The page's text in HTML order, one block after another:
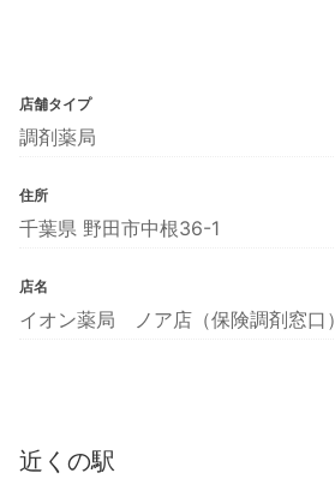
店舗タイプ
調剤薬局
住所
千葉県 野田市中根36-1
店名
イオン薬局 ノア店（保険調剤窓口）
近くの駅